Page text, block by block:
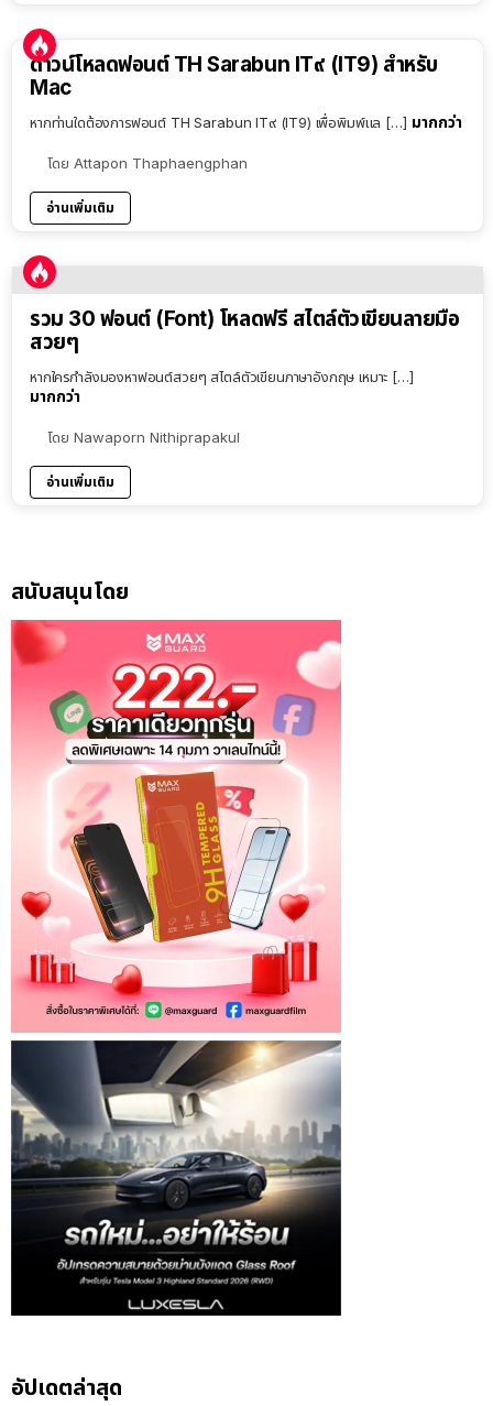
ดาวน์โหลดฟอนต์ TH Sarabun IT๙ (IT9) สำหรับ
Mac
หากท่านใดต้องการฟอนต์ TH Sarabun IT๙ (IT9) เพื่อพิมพ์แล […] มากกว่า
โดย Attapon Thaphaengphan
อ่านเพิ่มเติม
รวม 30 ฟอนต์ (Font) โหลดฟรี สไตล์ตัวเขียนลายมือ
สวยๆ
หากใครกำลังมองหาฟอนต์สวยๆ สไตล์ตัวเขียนภาษาอังกฤษ เหมาะ […]
มากกว่า
โดย Nawaporn Nithiprapakul
อ่านเพิ่มเติม
สนับสนุนโดย
อัปเดตล่าสุด